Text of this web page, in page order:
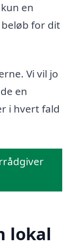
en
for dit
Vi vil jo
en
i hvert fald
lokal